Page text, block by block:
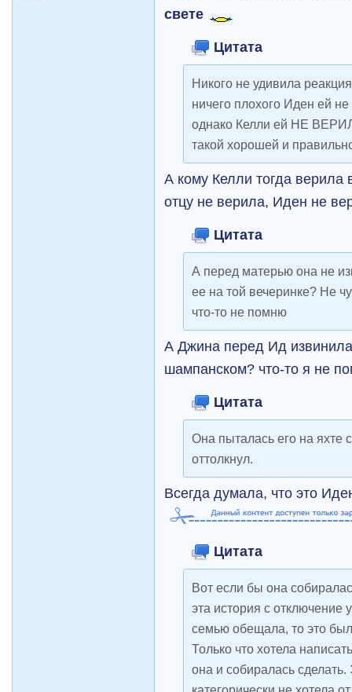
свете
Цитата
Никого не удивила
ничего плохого Иден ей
однако Келли ей НЕ
такой хорошей и
А кому Келли тогда
отцу не верила, Иден не
Цитата
А перед матерью она не
ее на той вечеринке? Не
что-то не помню
А Джина перед Ид
шампанском? что-то я не
Цитата
Она пыталась его на яхте
оттолкнул.
Всегда думала, что это
Цитата
Вот если бы она
эта история с отключение
семью обещала, то это
Только что хотела
она и собиралась